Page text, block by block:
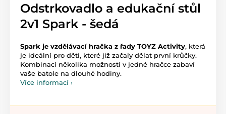
Odstrkovadlo a edukační stůl
2v1 Spark - šedá
Spark je vzdělávací hračka z řady TOYZ Activity, která
je ideální pro děti, které již začaly dělat první krůčky.
Kombinací několika možností v jedné hračce zabaví
vaše batole na dlouhé hodiny.
Více informací ›